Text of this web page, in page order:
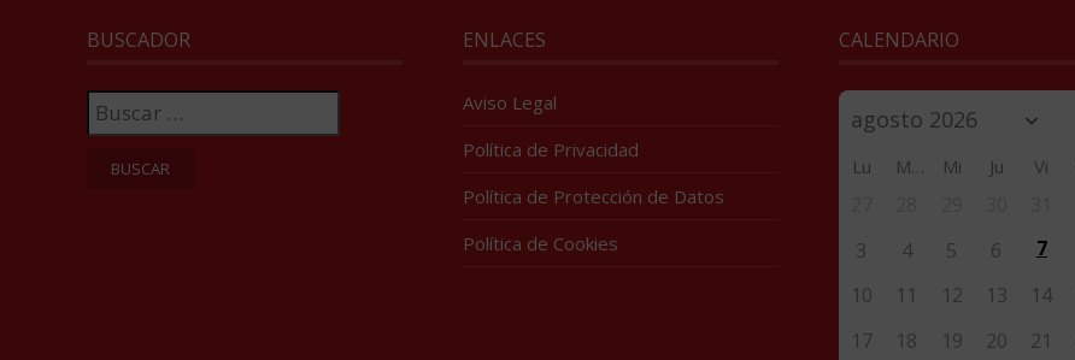
BUSCADOR
Buscar:
ENLACES
Aviso Legal
Política de Privacidad
Política de Protección de Datos
Política de Cookies
CALENDARIO
Lu Ma Mi Ju Vi
3
4 5 6 7
10
11 12 13 14
17
18 19 20 21